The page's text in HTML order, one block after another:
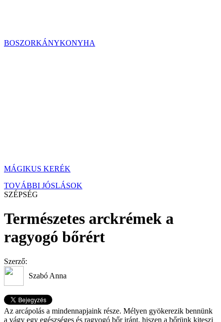
BOSZORKÁNYKONYHA
MÁGIKUS KERÉK
TOVÁBBI JÓSLÁSOK
SZÉPSÉG
Természetes arckrémek a
ragyogó bőrért
Szerző:
Szabó Anna
Az arcápolás a mindennapjaink része. Mélyen gyökerezik bennünk
a vágy egy egészséges és ragyogó bőr iránt, hiszen a bőrünk kiteszi